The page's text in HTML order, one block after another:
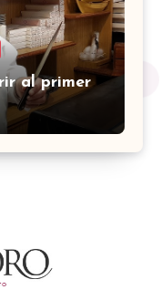
al primer